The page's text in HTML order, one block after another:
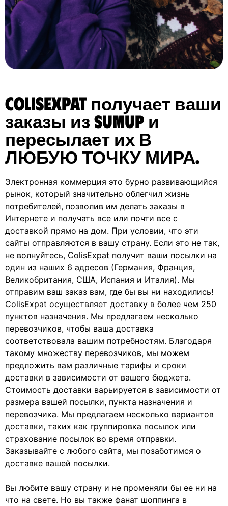
ColisExpat получает ваши
заказы из Sumup и
пересылает их В
ЛЮБУЮ ТОЧКУ МИРА.
Электронная коммерция это бурно развивающийся
рынок, который значительно облегчил жизнь
потребителей, позволив им делать заказы в
Интернете и получать все или почти все с
доставкой прямо на дом. При условии, что эти
сайты отправляются в вашу страну. Если это не так,
не волнуйтесь, ColisExpat получит ваши посылки на
один из наших 6 адресов (Германия, Франция,
Великобритания, США, Испания и Италия). Мы
отправим ваш заказ вам, где бы вы ни находились!
ColisExpat осуществляет доставку в более чем 250
пунктов назначения. Мы предлагаем несколько
перевозчиков, чтобы ваша доставка
соответствовала вашим потребностям. Благодаря
такому множеству перевозчиков, мы можем
предложить вам различные тарифы и сроки
доставки в зависимости от вашего бюджета.
Стоимость доставки варьируется в зависимости от
размера вашей посылки, пункта назначения и
перевозчика. Мы предлагаем несколько вариантов
доставки, таких как группировка посылок или
страхование посылок во время отправки.
Заказывайте с любого сайта, мы позаботимся о
доставке вашей посылки.
Вы любите вашу страну и не променяли бы ее ни на
что на свете. Но вы также фанат шоппинга в